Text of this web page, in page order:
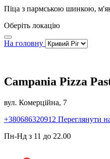
Піца з пармською шинкою,
Оберіть локацію
На головну
Campania Pizza
вул. Комерційна, 7
+380686320912 Переглянути
Пн-Нд з 11 до 22.00